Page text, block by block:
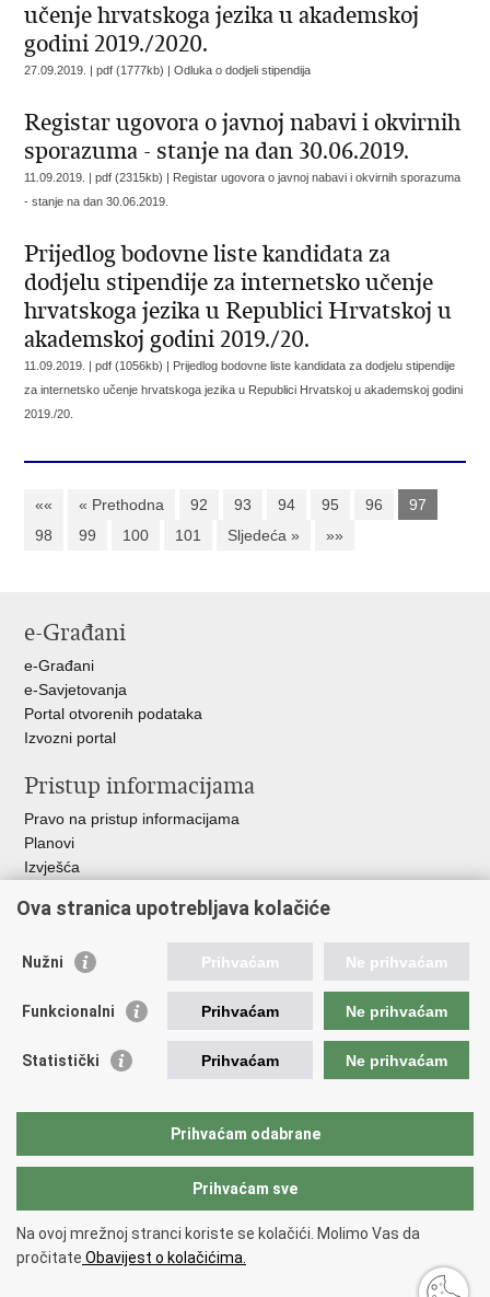
učenje hrvatskoga jezika u akademskoj
godini 2019./2020.
27.09.2019. | pdf (1777kb) |Odluka o dodjeli stipendija
Registar ugovora o javnoj nabavi i okvirnih
sporazuma - stanje na dan 30.06.2019.
11.09.2019. | pdf (2315kb) | Registar ugovora o javnoj nabavi i okvirnih sporazuma
- stanje na dan 30.06.2019.
Prijedlog bodovne liste kandidata za
dodjelu stipendije za internetsko učenje
hrvatskoga jezika u Republici Hrvatskoj u
akademskoj godini 2019./20.
11.09.2019. | pdf (1056kb) | Prijedlog bodovne liste kandidata za dodjelu stipendije
za internetsko učenje hrvatskoga jezika u Republici Hrvatskoj u akademskoj godini
2019./20.
«« « Prethodna 92 93 94 95 96
97
98
99 100 101 Sljedeća » »»
e-Građani
e-Građani
e-Savjetovanja
Portal otvorenih podataka
Izvozni portal
Pristup informacijama
Pravo na pristup informacijama
Planovi
Izvješća
Vlada RH
Ured predsjednika
Ministarstvo demografije i useljeništva
HRT - Glas Hrvatske
Copyright © 2026 Središnji državni ured za Hrvate izvan Republike
Hrvatske
Uvjeti korištenja.Izjava o pristupačnosti
Ova stranica upotrebljava kolačiće
Nužni Prihvaćam Ne prihvaćam
Funkcionalni Prihvaćam Ne prihvaćam
Statistički Prihvaćam Ne prihvaćam
Prihvaćam odabrane
Prihvaćam sve
Na ovoj mrežnoj stranci koriste se kolačići. Molimo Vas da
pročitate Obavijest o kolačićima.